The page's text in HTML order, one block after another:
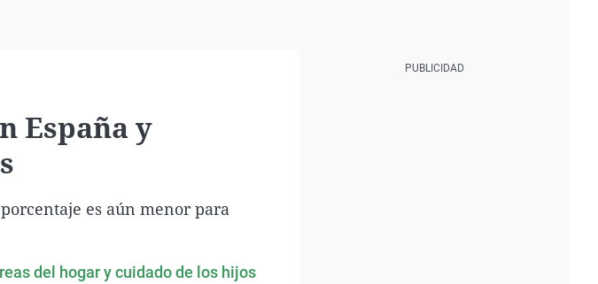
España y
es aún menor para
del hogar y cuidado de los hijos